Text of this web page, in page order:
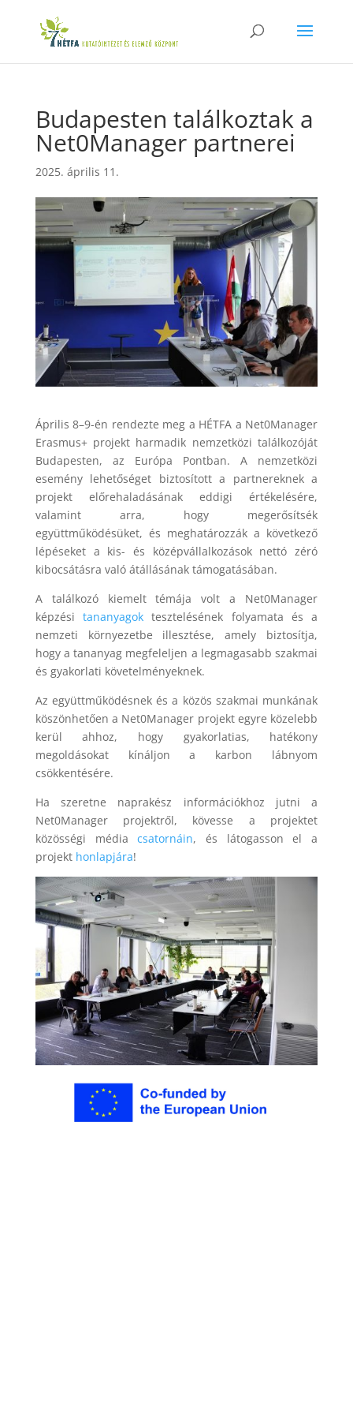
Budapesten találkoztak a
Net0Manager partnerei
2025. április 11.
Április 8–9-én rendezte meg a HÉTFA a Net0Manager
Erasmus+ projekt harmadik nemzetközi találkozóját
Budapesten, az Európa Pontban. A nemzetközi
esemény lehetőséget biztosított a partnereknek a
projekt előrehaladásának eddigi értékelésére,
valamint arra, hogy megerősítsék
együttműködésüket, és meghatározzák a következő
lépéseket a kis- és középvállalkozások nettó zéró
kibocsátásra való átállásának támogatásában.
A találkozó kiemelt témája volt a Net0Manager
képzésitananyagok tesztelésének folyamata és a
nemzeti környezetbe illesztése, amely biztosítja,
hogy a tananyag megfeleljen a legmagasabb szakmai
és gyakorlati követelményeknek.
Az együttműködésnek és a közös szakmai munkának
köszönhetően a Net0Manager projekt egyre közelebb
kerül ahhoz, hogy gyakorlatias, hatékony
megoldásokat kínáljon a karbon lábnyom
csökkentésére.
Ha szeretne naprakész információkhoz jutni a
Net0Manager projektről, kövesse a projektet
közösségi médiacsatornáin, és látogasson el a
projekt honlapjára!